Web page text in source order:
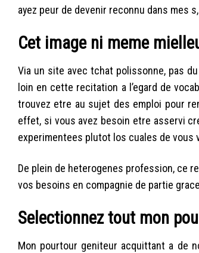
ayez peur de devenir reconnu dans mes
Cet image ni meme
Via un site avec tchat polissonne, pas
loin en cette recitation a l’egard de
trouvez etre au sujet des emploi pour
effet, si vous avez besoin etre asservi
experimentees plutot los cuales de
De plein de heterogenes profession, ce
vos besoins en compagnie de partie
Selectionnez tout mon
Mon pourtour geniteur acquittant a de